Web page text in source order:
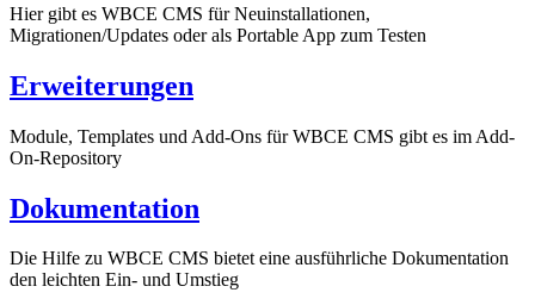
Hier gibt es WBCE CMS für Neuinstallationen,
Migrationen/Updates oder als Portable App zum Testen
Erweiterungen
Module, Templates und Add-Ons für WBCE CMS gibt es im Add-
On-Repository
Dokumentation
Die Hilfe zu WBCE CMS bietet eine ausführliche Dokumentation
den leichten Ein- und Umstieg